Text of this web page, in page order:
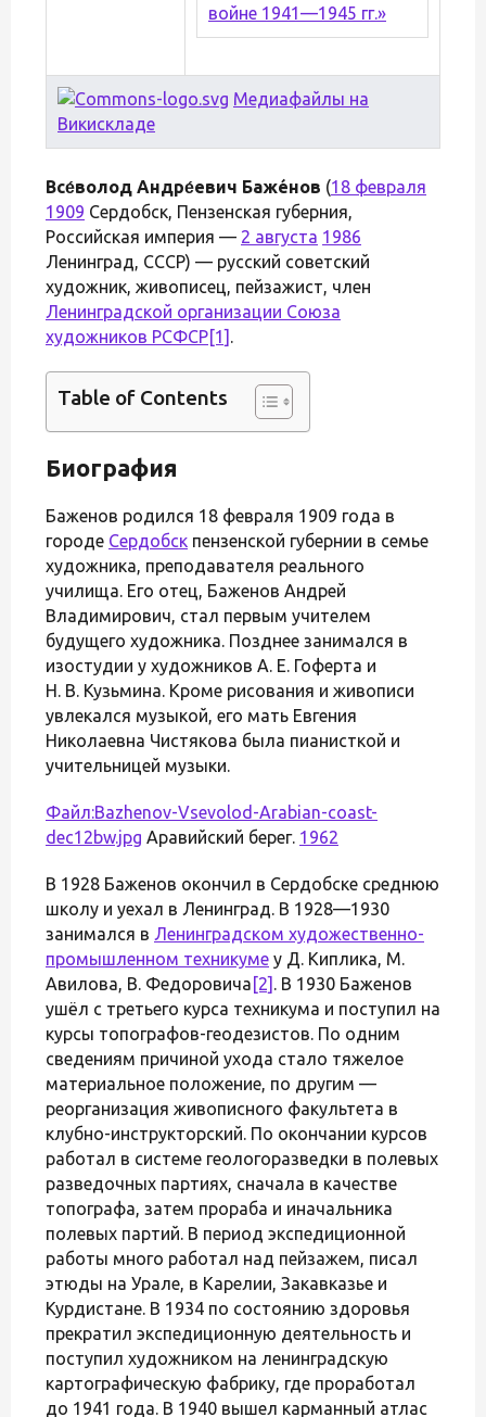
Медиафайлы на
Викискладе
Все́волод Андре́евич Бажéнов (18 февраля
1909 Сердобск, Пензенская губерния,
Российская империя — 2 августа 1986
Ленинград, СССР) — русский советский
художник, живописец, пейзажист, член
Ленинградской организации Союза
художников РСФСР[1] .
Table of Contents
Биография
Баженов родился 18 февраля 1909 года в
городе Сердобск пензенской губернии в семье
художника, преподавателя реального
училища. Его отец, Баженов Андрей
Владимирович, стал первым учителем
будущего художника. Позднее занимался в
изостудии у художников А. Е. Гоферта и
Н. В. Кузьмина. Кроме рисования и живописи
увлекался музыкой, его мать Евгения
Николаевна Чистякова была пианисткой и
учительницей музыки.
Файл:Bazhenov-Vsevolod-Arabian-coast-
dec12bw.jpg Аравийский берег. 1962
В 1928 Баженов окончил в Сердобске среднюю
школу и уехал в Ленинград. В 1928—1930
занимался в Ленинградском художественно-
промышленном техникуме у Д. Киплика, М.
Авилова, В. Федоровича [2] . В 1930 Баженов
ушёл с третьего курса техникума и поступил на
курсы топографов-геодезистов. По одним
сведениям причиной ухода стало тяжелое
материальное положение, по другим —
реорганизация живописного факультета в
клубно-инструкторский. По окончании курсов
работал в системе геологоразведки в полевых
разведочных партиях, сначала в качестве
топографа, затем прораба и иначальника
полевых партий. В период экспедиционной
работы много работал над пейзажем, писал
этюды на Урале, в Карелии, Закавказье и
Курдистане. В 1934 по состоянию здоровья
прекратил экспедиционную деятельность и
поступил художником на ленинградскую
картографическую фабрику, где проработал
до 1941 года. В 1940 вышел карманный атлас